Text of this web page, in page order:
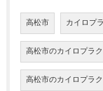
高松市 カイロプ
高松市のカイロプラ
高松市のカイロプラ